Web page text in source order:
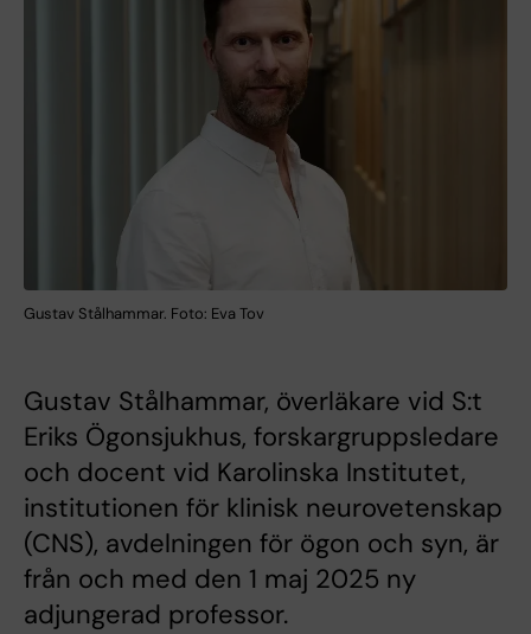
Gustav Stålhammar. Foto: Eva Tov
Gustav Stålhammar, överläkare vid S:t
Eriks Ögonsjukhus, forskargruppsledare
och docent vid Karolinska Institutet,
institutionen för klinisk neurovetenskap
(CNS), avdelningen för ögon och syn, är
från och med den 1 maj 2025 ny
adjungerad professor.